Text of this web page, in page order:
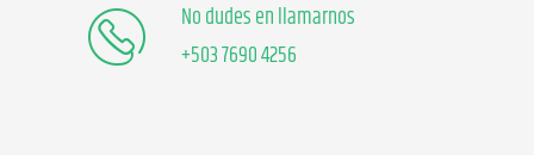
No dudes en llamarnos
+503 7690 4256